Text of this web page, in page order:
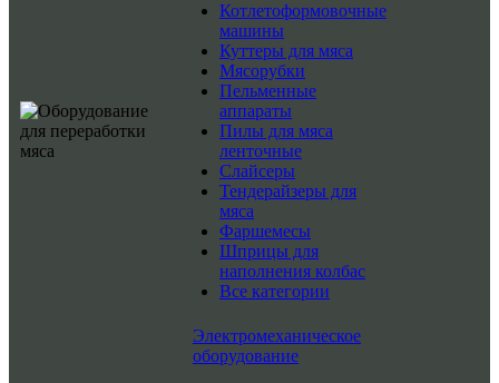
Котлетоформовочные
машины
Куттеры для мяса
Мясорубки
Пельменные
аппараты
Пилы для мяса
ленточные
Слайсеры
Тендерайзеры для
мяса
Фаршемесы
Шприцы для
наполнения колбас
Все категории
Электромеханическое
оборудование